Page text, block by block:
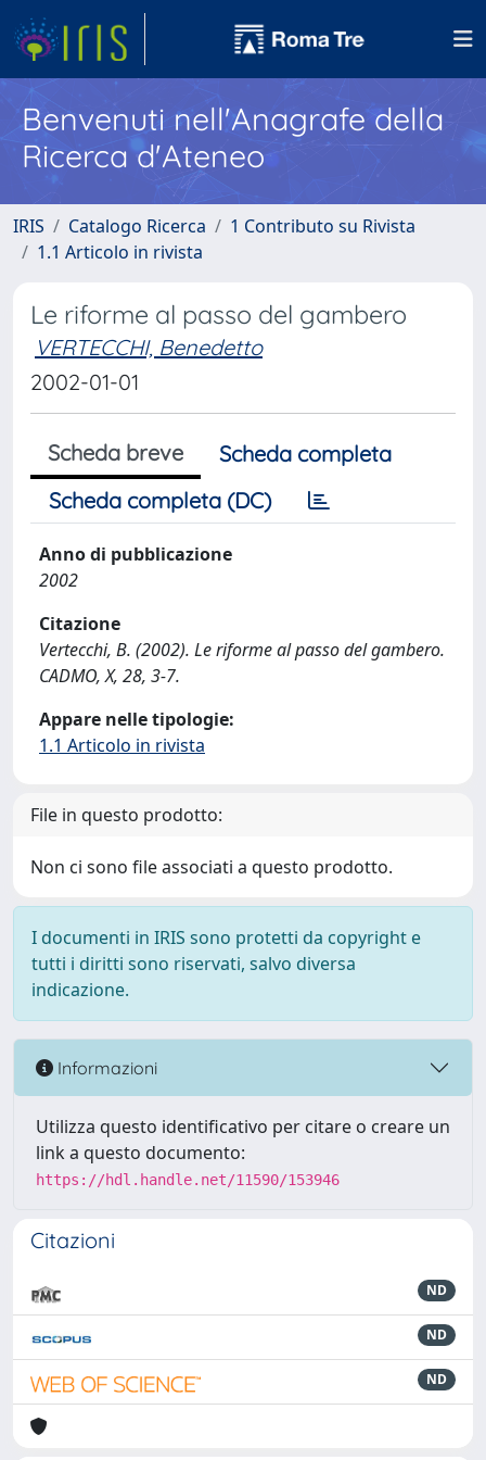
Benvenuti nell'Anagrafe della
Ricerca d'Ateneo
IRIS Catalogo Ricerca
1 Contributo su Rivista
1.1 Articolo in rivista
Le riforme al passo del gambero
VERTECCHI, Benedetto
2002-01-01
Scheda breve
Scheda completa
Scheda completa (DC)
Anno di pubblicazione
2002
Citazione
Vertecchi, B. (2002). Le riforme al passo del gambero.
CADMO, X, 28, 3-7.
Appare nelle tipologie:
1.1 Articolo in rivista
File in questo prodotto:
Non ci sono file associati a questo prodotto.
I documenti in IRIS sono protetti da copyright e
tutti i diritti sono riservati, salvo diversa
indicazione.
Informazioni
Utilizza questo identificativo per citare o creare un
link a questo documento:
https://hdl.handle.net/11590/153946
Citazioni
ND
ND
ND